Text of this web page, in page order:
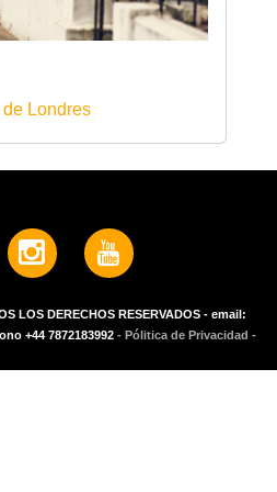
de Londres
LOS DERECHOS RESERVADOS - email:
+44 7872183992 - Pólitica de Privacidad -